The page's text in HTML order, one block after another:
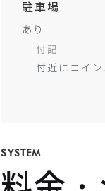
駐車場
あり
付記
付近にコイ
SYSTEM